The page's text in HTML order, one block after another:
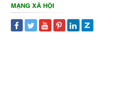
MẠNG XÃ HỘI